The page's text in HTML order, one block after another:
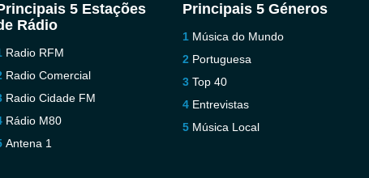
5 Estações
Rádio
Radio RFM
Radio Comercial
Radio Cidade FM
Rádio M80
Antena 1
Principais 5 Géneros
Música do Mundo
Portuguesa
Top 40
Entrevistas
Música Local